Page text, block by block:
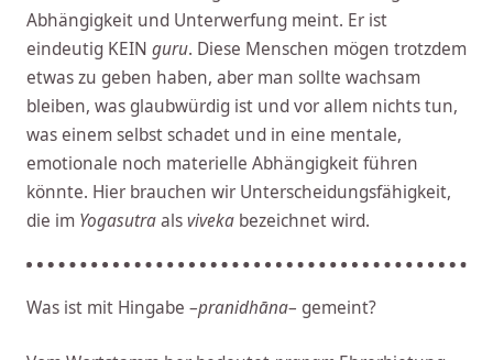
Abhängigkeit und Unterwerfung meint. Er ist
eindeutig KEIN guru. Diese Menschen mögen trotzdem
etwas zu geben haben, aber man sollte wachsam
bleiben, was glaubwürdig ist und vor allem nichts tun,
was einem selbst schadet und in eine mentale,
emotionale noch materielle Abhängigkeit führen
könnte. Hier brauchen wir Unterscheidungsfähigkeit,
die im Yogasutraalsviveka bezeichnet wird.
Was ist mit Hingabe –pranidhāna– gemeint?